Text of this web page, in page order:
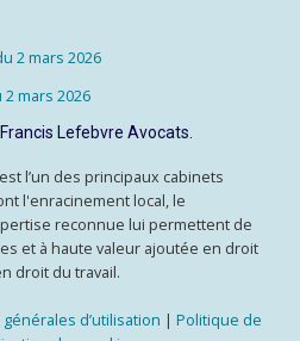
2 mars 2026
mars 2026
Lefebvre Avocats.
l’un des principaux cabinets
l'enracinement local, le
reconnue lui permettent de
et à haute valeur ajoutée en droit
droit du travail.
d’utilisation | Politique de